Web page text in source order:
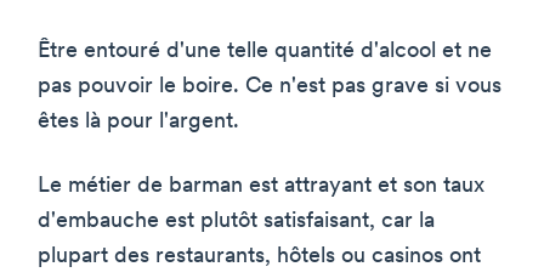
Être entouré d'une telle quantité d'alcool et ne
pas pouvoir le boire. Ce n'est pas grave si vous
êtes là pour l'argent.
Le métier de barman est attrayant et son taux
d'embauche est plutôt satisfaisant, car la
plupart des restaurants, hôtels ou casinos ont